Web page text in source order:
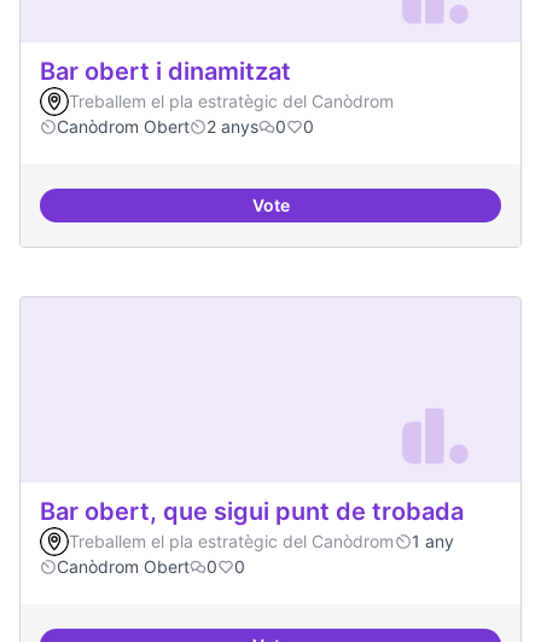
Bar obert i dinamitzat
Treballem el pla estratègic del Canòdrom
Canòdrom Obert
2 anys 0 0
VoteBar obert i dinamitzat
Bar obert, que sigui punt de trobada
Treballem el pla estratègic del Canòdrom
1 any
Canòdrom Obert
0 0